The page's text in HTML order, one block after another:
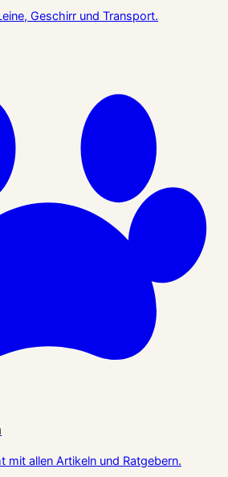
Geschirr und Transport.
mit allen Artikeln und Ratgebern.